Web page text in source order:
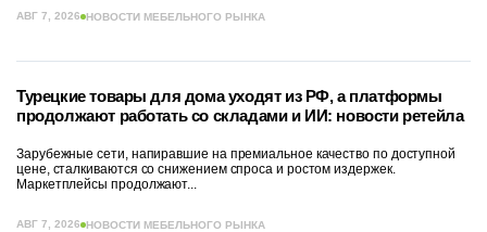
АВГ 7, 2026 НОВОСТИ МЕБЕЛЬНОГО РЫНКА
Турецкие товары для дома уходят из РФ, а платформы
продолжают работать со складами и ИИ: новости ретейла
Зарубежные сети, напиравшие на премиальное качество по доступной
цене, сталкиваются со снижением спроса и ростом издержек.
Маркетплейсы продолжают...
АВГ 7, 2026 НОВОСТИ МЕБЕЛЬНОГО РЫНКА